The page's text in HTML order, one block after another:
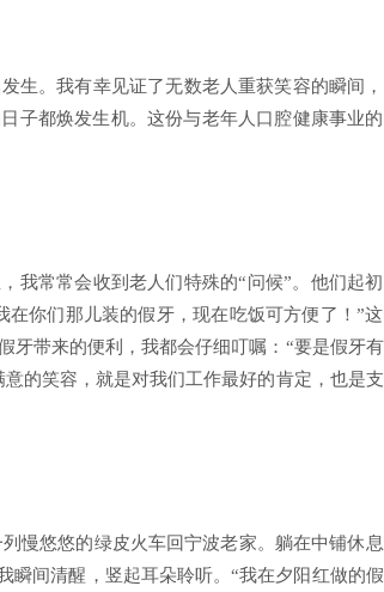
生。我有幸见证了无数老人重获笑容的瞬间
子都焕发生机。这份与老年人口腔健康事业
我常常会收到老人们特殊的“问候”。他们起
你们那儿装的假牙，现在吃饭可方便了！”
牙带来的便利，我都会仔细叮嘱：“要是假牙
的笑容，就是对我们工作最好的肯定，也是
慢悠悠的绿皮火车回宁波老家。躺在中铺休
瞬间清醒，竖起耳朵聆听。“我在夕阳红做的